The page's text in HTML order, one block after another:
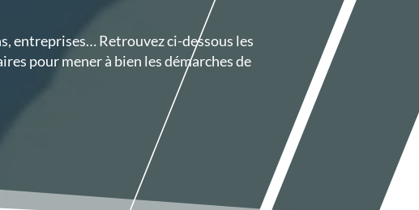
entreprises… Retrouvez ci-dessous les
pour mener à bien les démarches de